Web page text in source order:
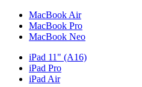
MacBook Air
MacBook Pro
MacBook Neo
iPad 11" (A16)
iPad Pro
iPad Air